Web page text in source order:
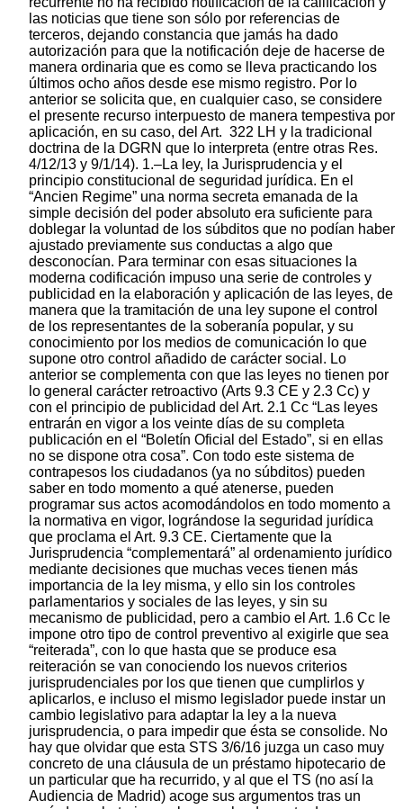
las noticias que tiene son sólo por referencias de
terceros, dejando constancia que jamás ha dado
autorización para que la notificación deje de hacerse de
manera ordinaria que es como se lleva practicando los
últimos ocho años desde ese mismo registro. Por lo
anterior se solicita que, en cualquier caso, se considere
el presente recurso interpuesto de manera tempestiva por
aplicación, en su caso, del Art. 322 LH y la tradicional
doctrina de la DGRN que lo interpreta (entre otras Res.
4/12/13 y 9/1/14). 1.–La ley, la Jurisprudencia y el
principio constitucional de seguridad jurídica. En el
“Ancien Regime” una norma secreta emanada de la
simple decisión del poder absoluto era suficiente para
doblegar la voluntad de los súbditos que no podían haber
ajustado previamente sus conductas a algo que
desconocían. Para terminar con esas situaciones la
moderna codificación impuso una serie de controles y
publicidad en la elaboración y aplicación de las leyes, de
manera que la tramitación de una ley supone el control
de los representantes de la soberanía popular, y su
conocimiento por los medios de comunicación lo que
supone otro control añadido de carácter social. Lo
anterior se complementa con que las leyes no tienen por
lo general carácter retroactivo (Arts 9.3 CE y 2.3 Cc) y
con el principio de publicidad del Art. 2.1 Cc “Las leyes
entrarán en vigor a los veinte días de su completa
publicación en el “Boletín Oficial del Estado”, si en ellas
no se dispone otra cosa”. Con todo este sistema de
contrapesos los ciudadanos (ya no súbditos) pueden
saber en todo momento a qué atenerse, pueden
programar sus actos acomodándolos en todo momento a
la normativa en vigor, lográndose la seguridad jurídica
que proclama el Art. 9.3 CE. Ciertamente que la
Jurisprudencia “complementará” al ordenamiento jurídico
mediante decisiones que muchas veces tienen más
importancia de la ley misma, y ello sin los controles
parlamentarios y sociales de las leyes, y sin su
mecanismo de publicidad, pero a cambio el Art. 1.6 Cc le
impone otro tipo de control preventivo al exigirle que sea
“reiterada”, con lo que hasta que se produce esa
reiteración se van conociendo los nuevos criterios
jurisprudenciales por los que tienen que cumplirlos y
aplicarlos, e incluso el mismo legislador puede instar un
cambio legislativo para adaptar la ley a la nueva
jurisprudencia, o para impedir que ésta se consolide. No
hay que olvidar que esta STS 3/6/16 juzga un caso muy
concreto de una cláusula de un préstamo hipotecario de
un particular que ha recurrido, y al que el TS (no así la
Audiencia de Madrid) acoge sus argumentos tras un